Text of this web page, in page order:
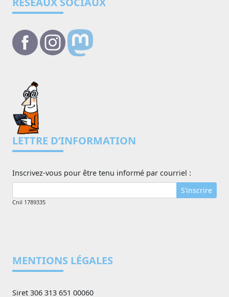
LETTRE D’INFORMATION
Inscrivez-vous pour être tenu informé par courriel :
S’inscrire
Cnil 1789335
MENTIONS LÉGALES
Siret 306 313 651 00060